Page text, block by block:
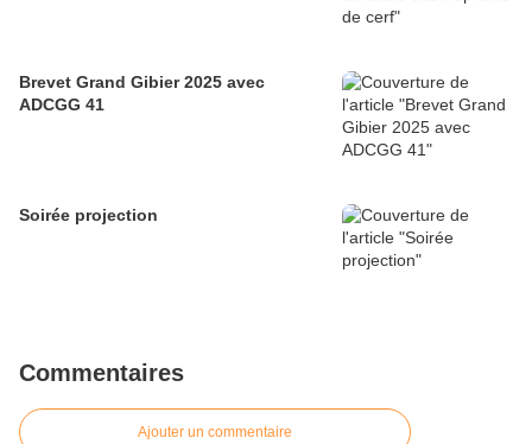
Brevet Grand Gibier 2025 avec
ADCGG 41
Soirée projection
Commentaires
Ajouter un commentaire